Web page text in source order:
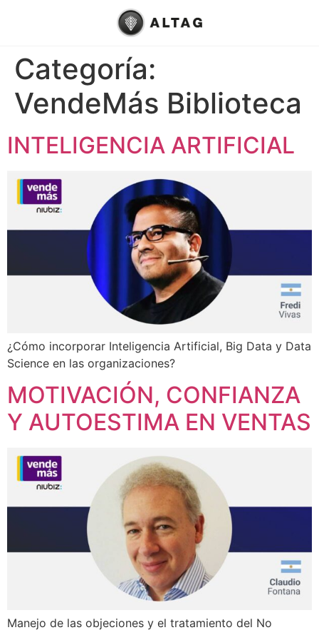
Categoría:
VendeMás Biblioteca
INTELIGENCIA ARTIFICIAL
¿Cómo incorporar Inteligencia Artificial, Big Data y Data
Science en las organizaciones?
MOTIVACIÓN, CONFIANZA
Y AUTOESTIMA EN VENTAS
Manejo de las objeciones y el tratamiento del No